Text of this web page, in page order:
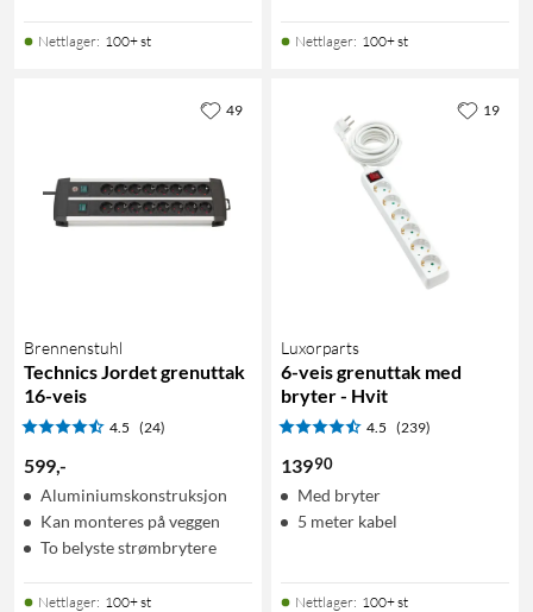
Nettlager: 100+ st Nettlager: 100+ st
Brennenstuhl
Technics Jordet grenuttak
16-veis
4.5 (24)
599,-
Aluminiumskonstruksjon
Kan monteres på veggen
To belyste strømbrytere
Nettlager: 100+ st
49
Luxorparts
6-veis grenuttak med
bryter - Hvit
4.5 (239)
13990
Med bryter
5 meter kabel
Nettlager: 100+ st
19